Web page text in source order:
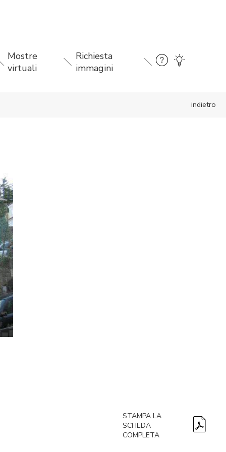
Mostre
virtuali
Richiesta
immagini
indietro
STAMPA LA
SCHEDA
COMPLETA